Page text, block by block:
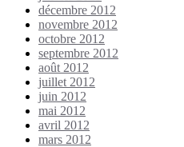
décembre 2012
novembre 2012
octobre 2012
septembre 2012
août 2012
juillet 2012
juin 2012
mai 2012
avril 2012
mars 2012